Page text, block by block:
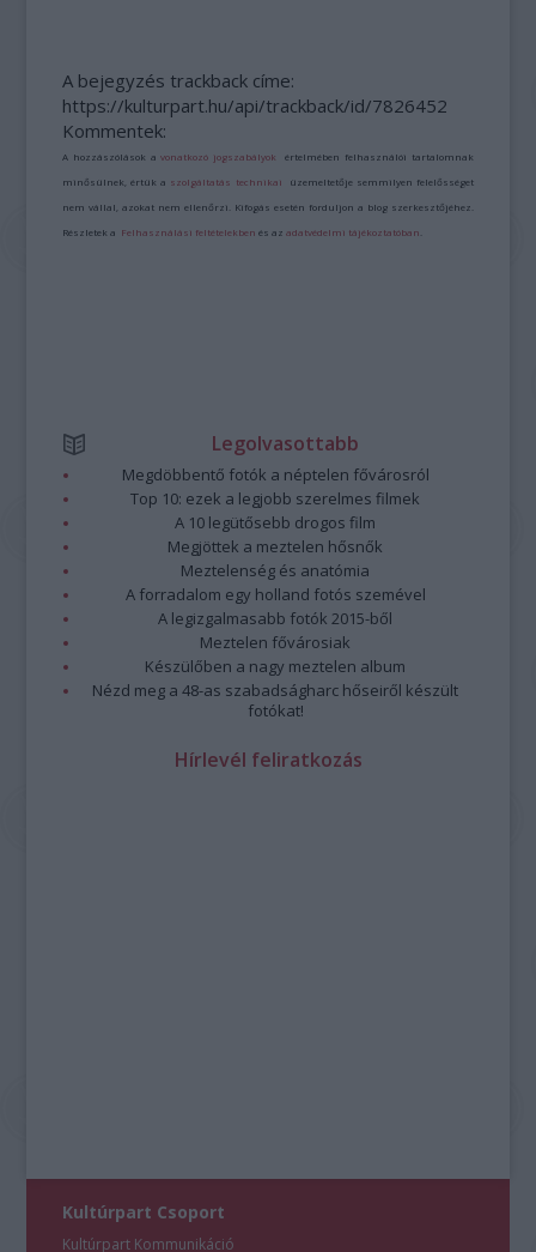
A bejegyzés trackback címe:
https://kulturpart.hu/api/trackback/id/7826452
Kommentek:
A hozzászólások avonatkozó jogszabályok értelmében felhasználói tartalomnak
minősülnek, értük a szolgáltatás technikai üzemeltetője semmilyen felelősséget
nem vállal, azokat nem ellenőrzi. Kifogás esetén forduljon a blog szerkesztőjéhez.
Részletek a Felhasználási feltételekben és azadatvédelmi tájékoztatóban
Legolvasottabb
Megdöbbentő fotók a néptelen fővárosról
Top 10: ezek a legjobb szerelmes filmek
A 10 legütősebb drogos film
Megjöttek a meztelen hősnők
Meztelenség és anatómia
A forradalom egy holland fotós szemével
A legizgalmasabb fotók 2015-ből
Meztelen fővárosiak
Készülőben a nagy meztelen album
Nézd meg a 48-as szabadságharc hőseiről készült
fotókat!
Hírlevél feliratkozás
Kultúrpart Csoport
Kultúrpart Kommunikáció